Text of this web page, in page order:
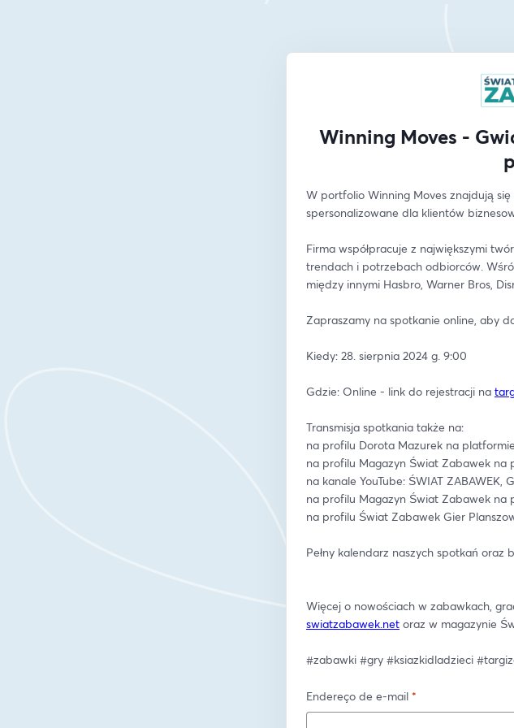
Winning Moves -
W portfolio Winning Moves znajdują
spersonalizowane dla klientów
Firma współpracuje z największymi
trendach i potrzebach odbiorców.
między innymi Hasbro, Warner Bros,
Zapraszamy na spotkanie online, aby
Kiedy: 28. sierpnia 2024 g. 9:00
Gdzie: Online - link do rejestracji na
Transmisja spotkania także na:
na profilu Dorota Mazurek na
na profilu Magazyn Świat Zabawek na
na kanale YouTube: ŚWIAT ZABAWEK,
na profilu Magazyn Świat Zabawek na
na profilu Świat Zabawek Gier
Pełny kalendarz naszych spotkań oraz
swiatzabawek.net oraz w magazynie
#zabawki #gry #ksiazkidladzieci
Endereço de e-mail *